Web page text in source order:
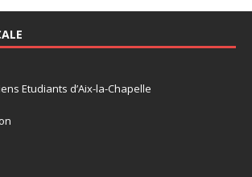
Etudiants d’Aix-la-Chapelle